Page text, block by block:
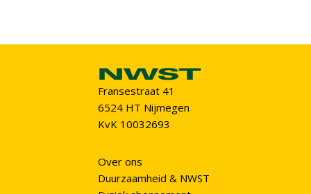
Fransestraat 41
6524 HT Nijmegen
KvK 10032693
Over ons
Duurzaamheid & NWST